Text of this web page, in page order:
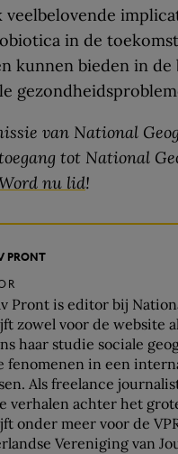
veelbelovende
in de
kunnen bieden in de
van National
tot National
nu lid!
PRONT
Pront is editor bij
zowel voor de website
haar studie sociale
fenomenen in een
Als freelance
verhalen achter het
onder meer voor de
Vereniging van